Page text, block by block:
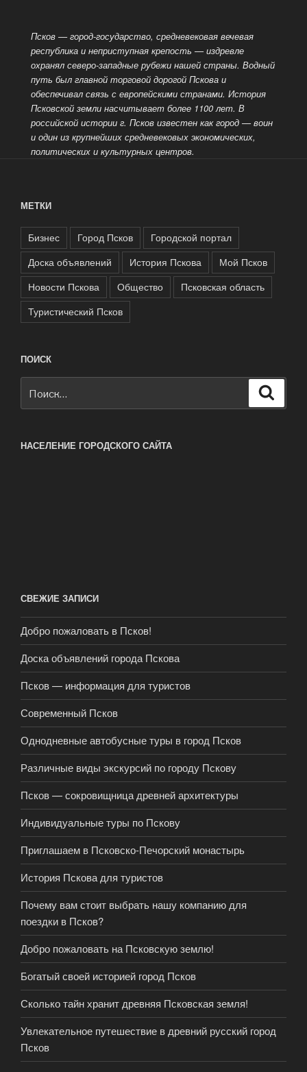
Псков — город-государство, средневековая вечевая
республика и неприступная крепость — издревле
охранял северо-западные рубежи нашей страны. Водный
путь был главной торговой дорогой Пскова и
обеспечивал связь с европейскими странами. История
Псковской земли насчитывает более 1100 лет. В
российской истории г. Псков известен как город — воин
и один из крупнейших средневековых экономических,
политических и культурных центров.
МЕТКИ
Бизнес Город Псков
Городской портал
Доска объявлений
История Пскова
Мой Псков
Новости Пскова
Общество
Псковская область
Туристический Псков
ПОИСК
НАСЕЛЕНИЕ ГОРОДСКОГО САЙТА
СВЕЖИЕ ЗАПИСИ
Добро пожаловать в Псков!
Доска объявлений города Пскова
Псков — информация для туристов
Современный Псков
Однодневные автобусные туры в город Псков
Различные виды экскурсий по городу Пскову
Псков — сокровищница древней архитектуры
Индивидуальные туры по Пскову
Приглашаем в Псковско-Печорский монастырь
История Пскова для туристов
Почему вам стоит выбрать нашу компанию для
поездки в Псков?
Добро пожаловать на Псковскую землю!
Богатый своей историей город Псков
Сколько тайн хранит древняя Псковская земля!
Увлекательное путешествие в древний русский город
Псков